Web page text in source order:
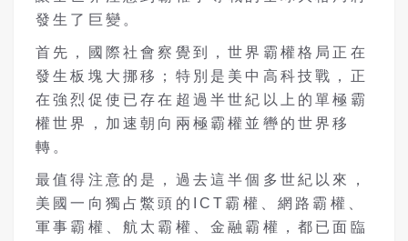
發生了巨變。
首先，國際社會察覺到，世界霸權格局正在
發生板塊大挪移；特別是美中高科技戰，正
在強烈促使已存在超過半世紀以上的單極霸
權世界，加速朝向兩極霸權並轡的世界移
轉。
最值得注意的是，過去這半個多世紀以來，
美國一向獨占鱉頭的ICT霸權、網路霸權、
軍事霸權、航太霸權、金融霸權，都已面臨